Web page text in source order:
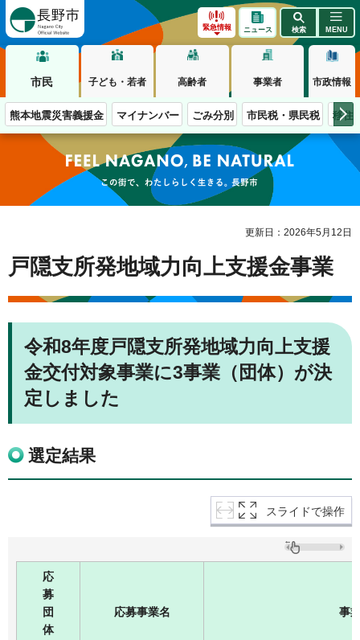
緊急情報 ニュース 検索 MENU
市民 子ども・若者 高齢者 事業者 市政情報
熊本地震災害義援金 マイナンバー ごみ分別 市民税・県民税 移住
この街で、わたしらしく生きる。長野市
更新日：2026年5月12日
戸隠支所発地域力向上支援金事業
令和8年度戸隠支所発地域力向上支援
金交付対象事業に3事業（団体）が決
定しました
選定結果
スライドで操作
応
募
団
体
応募事業名 事